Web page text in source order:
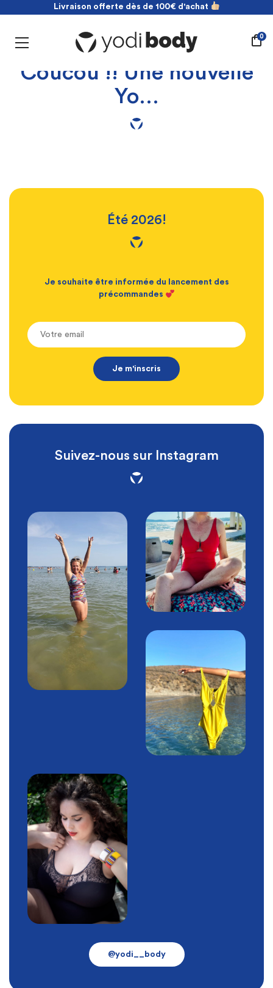
Livraison offerte dès de 100€ d'achat
Livraison offerte dès de 100€ d'achat
0
Coucou !! Une nouvelle
Yo…
Été 2026!
Je souhaite être informée du lancement des
précommandes
Suivez-nous sur Instagram
@yodi__body